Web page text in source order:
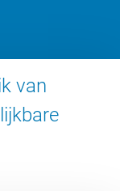
van